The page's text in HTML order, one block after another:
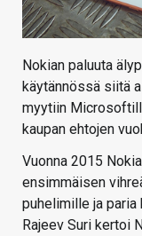
HAKU
Nokian paluuta
käytännössä siitä
myytiin
kaupan ehtojen
Vuonna 2015
ensimmäisen
puhelimille ja paria
Rajeev Suri kertoi